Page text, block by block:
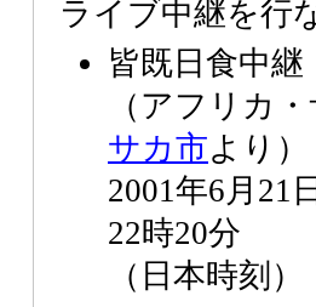
ライブ中継を行
皆既日食中継
（アフリカ
サカ市より）
2001年6月21
22時20分
（日本時刻）